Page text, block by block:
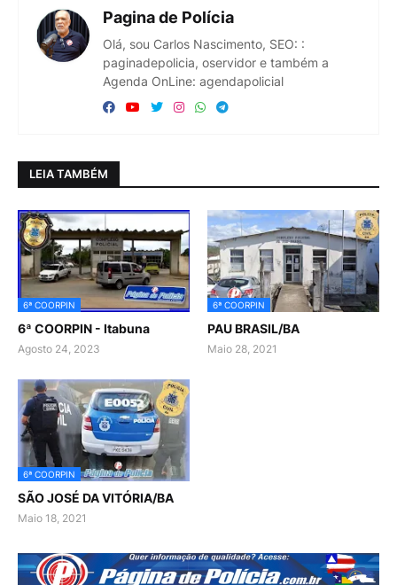
Pagina de Polícia
Olá, sou Carlos Nascimento, SEO: :
paginadepolicia, oservidor e também a
Agenda OnLine: agendapolicial
LEIA TAMBÉM
6ª COORPIN
6ª COORPIN - Itabuna
Agosto 24, 2023
6ª COORPIN
PAU BRASIL/BA
Maio 28, 2021
6ª COORPIN
SÃO JOSÉ DA VITÓRIA/BA
Maio 18, 2021